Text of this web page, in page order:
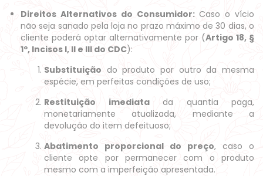
Direitos Alternativos do Consumidor:Caso o vício
não seja sanado pela loja no prazo máximo de 30 dias, o
cliente poderá optar alternativamente por (Artigo 18, §
1º, Incisos I, II e III do CDC):
Substituição do produto por outro da mesma
espécie, em perfeitas condições de uso;
Restituição imediatada quantia paga,
monetariamente atualizada, mediante a
devolução do item defeituoso;
Abatimento proporcional do preço, caso o
cliente opte por permanecer com o produto
mesmo com a imperfeição apresentada.